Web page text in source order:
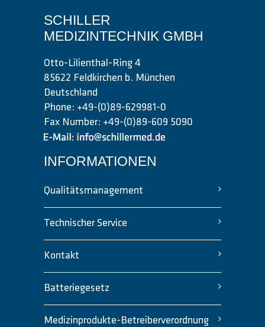
SCHILLER
MEDIZINTECHNIK GMBH
Otto-Lilienthal-Ring 4
85622 Feldkirchen b. München
Deutschland
Phone: +49-(0)89-629981-0
Fax Number: +49-(0)89-609 5090
INFORMATIONEN
Qualitätsmanagement
Technischer Service
Kontakt
Batteriegesetz
Medizinprodukte-Betreiberverordnung